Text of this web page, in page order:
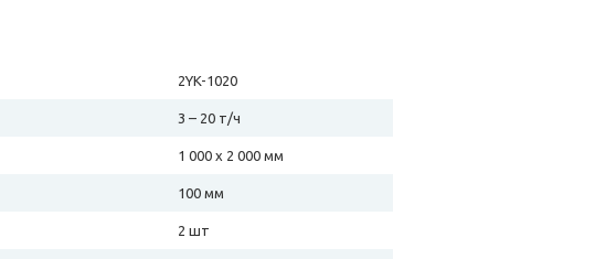
2YK-1020
3 – 20 т/ч
1 000 х 2 000 мм
100 мм
2 шт